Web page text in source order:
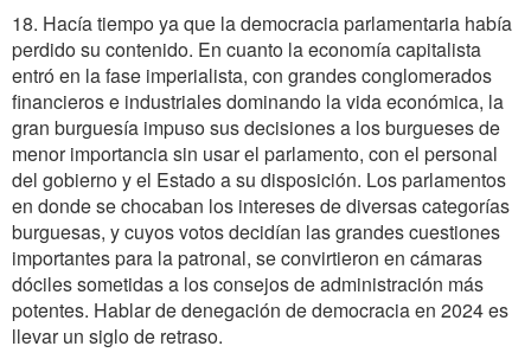
18. Hacía tiempo ya que la democracia parlamentaria había
perdido su contenido. En cuanto la economía capitalista
entró en la fase imperialista, con grandes conglomerados
financieros e industriales dominando la vida económica, la
gran burguesía impuso sus decisiones a los burgueses de
menor importancia sin usar el parlamento, con el personal
del gobierno y el Estado a su disposición. Los parlamentos
en donde se chocaban los intereses de diversas categorías
burguesas, y cuyos votos decidían las grandes cuestiones
importantes para la patronal, se convirtieron en cámaras
dóciles sometidas a los consejos de administración más
potentes. Hablar de denegación de democracia en 2024 es
llevar un siglo de retraso.